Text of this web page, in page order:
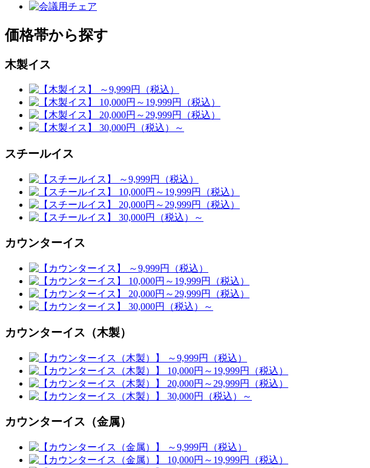
価格帯から探す
木製イス
スチールイス
カウンターイス
カウンターイス（木製）
カウンターイス（金属）